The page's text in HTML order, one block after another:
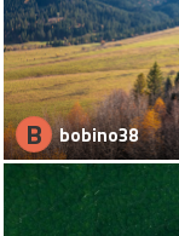
B bobino38